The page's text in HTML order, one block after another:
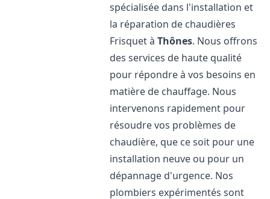
spécialisée dans l'installation et
la réparation de chaudières
Frisquet àThônes. Nous offrons
des services de haute qualité
pour répondre à vos besoins en
matière de chauffage. Nous
intervenons rapidement pour
résoudre vos problèmes de
chaudière, que ce soit pour une
installation neuve ou pour un
dépannage d'urgence. Nos
plombiers expérimentés sont